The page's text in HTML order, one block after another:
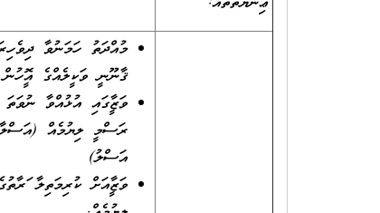
މުއްދަތު ހަމަނުވާ
ޤާނޫނީ ވަކީލެއްގެ
ވަޒީފާގައި އުޅުއްވާ
ރަސްމީ ލިޔުމެއް (އަސްލާ
އަސްލު)
ވަޒީފާއަށް ކުރިމަތިލާ